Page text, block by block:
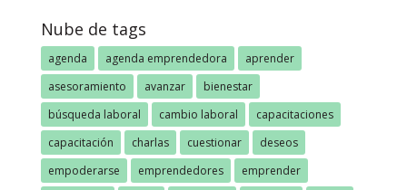
Nube de tags
agenda agenda emprendedora
aprender
asesoramiento
avanzar
bienestar
búsqueda laboral
cambio laboral
capacitaciones
capacitación
charlas cuestionar
deseos
empoderarse
emprendedores
emprender